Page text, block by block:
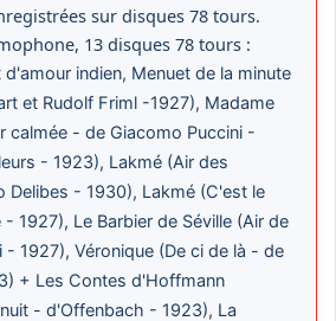
sur disques 78 tours.
13 disques 78 tours :
indien, Menuet de la minute
et Rudolf Friml -1927), Madame
calmée - de Giacomo Puccini -
- 1923), Lakmé (Air des
Delibes - 1930), Lakmé (C'est le
- 1927), Le Barbier de Séville (Air de
- 1927), Véronique (De ci de là - de
+ Les Contes d'Hoffmann
- d'Offenbach - 1923), La